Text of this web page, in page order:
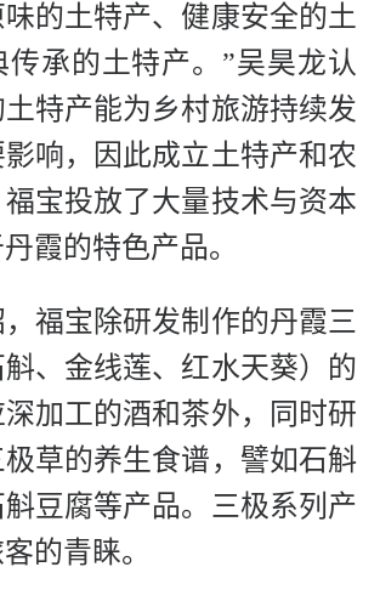
的土特产、健康安全的土
传承的土特产。”吴昊龙认
特产能为乡村旅游持续发
响，因此成立土特产和农
宝投放了大量技术与资本
霞的特色产品。
福宝除研发制作的丹霞三
、金线莲、红水天葵）的
加工的酒和茶外，同时研
草的养生食谱，譬如石斛
豆腐等产品。三极系列产
的青睐。